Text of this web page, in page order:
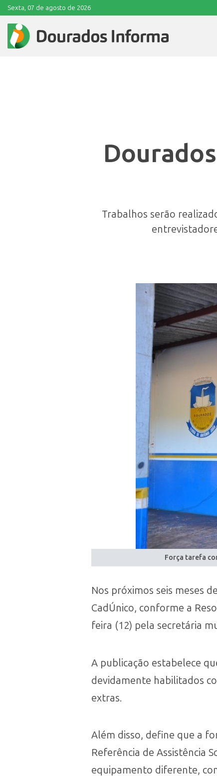
Sexta, 07 de agosto de 2026
Trabalhos serão
Força tarefa
Nos próximos seis meses
CadÚnico, conforme a
feira (12) pela secretária
A publicação estabelece
devidamente habilitados
extras.
Além disso, define que a
Referência de Assistência
equipamento diferente,